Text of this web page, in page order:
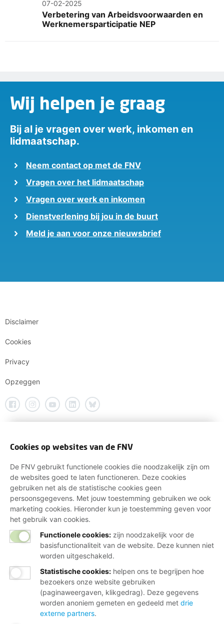
07-02-2025
Verbetering van Arbeidsvoorwaarden en
Werknemersparticipatie NEP
Wij helpen je graag
Bij al je vragen over werk, inkomen en
lidmaatschap.
Neem contact op met de FNV
Vragen over het lidmaatschap
Vragen over werk en inkomen
Dienstverlening bij jou in de buurt
Meld je aan voor onze nieuwsbrief
Disclaimer
Cookies
Privacy
Opzeggen
Cookies op websites van de FNV
De FNV gebruikt functionele cookies die noodzakelijk zijn om
de websites goed te laten functioneren. Deze cookies
gebruiken net als de statistische cookies geen
persoonsgegevens. Met jouw toestemming gebruiken we ook
marketing cookies. Hieronder kun je toestemming geven voor
het gebruik van cookies.
Functionele cookies: zijn noodzakelijk voor de
basisfunctionaliteit van de website. Deze kunnen niet
worden uitgeschakeld.
Statistische cookies: helpen ons te begrijpen hoe
bezoekers onze website gebruiken
(paginaweergaven, klikgedrag). Deze gegevens
worden anoniem gemeten en gedeeld met drie
externe partners.